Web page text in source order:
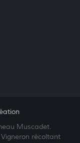
Muscadet.
récoltant